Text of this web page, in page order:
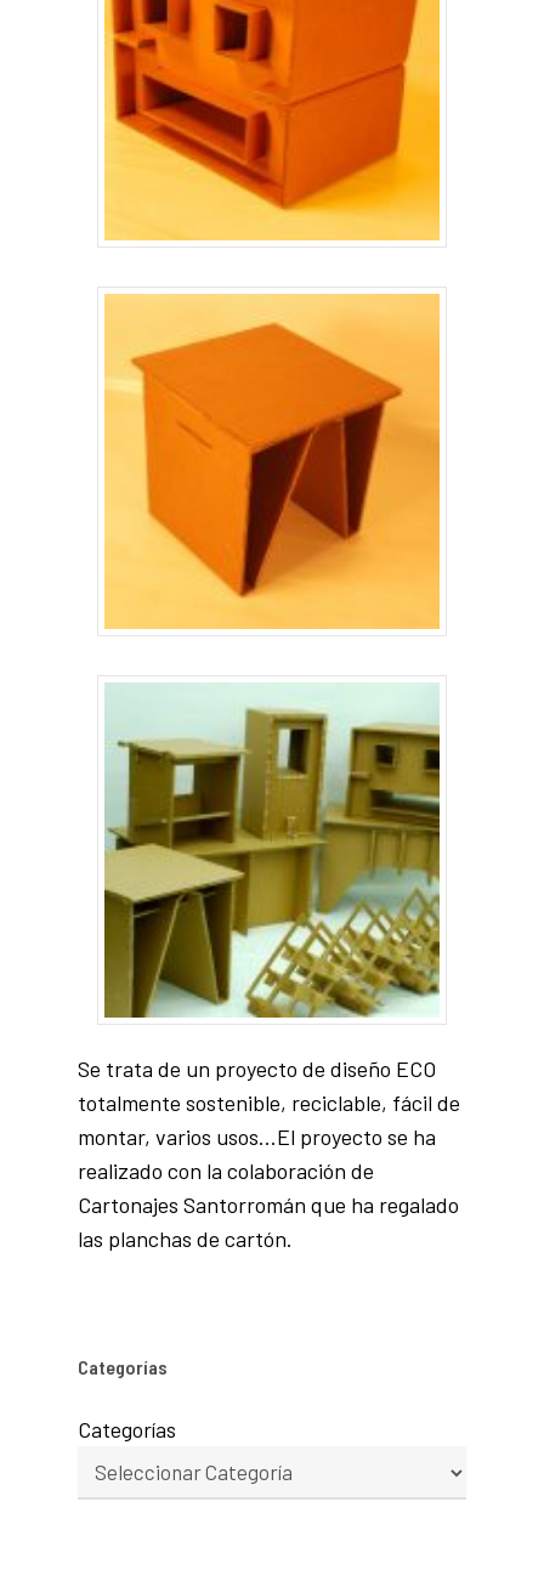
Se trata de un proyecto de diseño ECO
totalmente sostenible, reciclable, fácil de
montar, varios usos…El proyecto se ha
realizado con la colaboración de
Cartonajes Santorromán que ha regalado
las planchas de cartón.
Categorías
Categorías